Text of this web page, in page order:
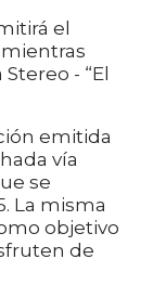
el
mientras
- “El
emitida
vía
se
La misma
objetivo
de